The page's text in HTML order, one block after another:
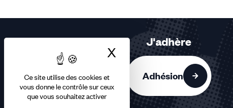
Ce site utilise des cookies et
vous donne le contrôle sur ceux
que vous souhaitez activer
X Masquer le
sur
accessibles
J'adhère
Adhésion